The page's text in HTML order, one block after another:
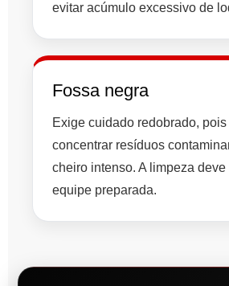
evitar acúmulo excessivo de
Fossa negra
Exige cuidado redobrado,
concentrar resíduos
cheiro intenso. A limpeza deve
equipe preparada.